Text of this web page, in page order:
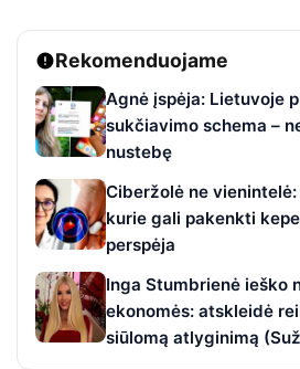
Rekomenduojame
Agnė įspėja: Lietuvoje
sukčiavimo schema –
nustebę
Ciberžolė ne
kurie gali pakenkti
perspėja
Inga Stumbrienė ieško
ekonomės: atskleidė
siūlomą atlyginimą